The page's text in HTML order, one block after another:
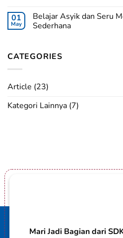
01
May
Belajar Asyik dan Seru
Sederhana
CATEGORIES
Article (23)
Kategori Lainnya (7)
Mari Jadi Bagian dari